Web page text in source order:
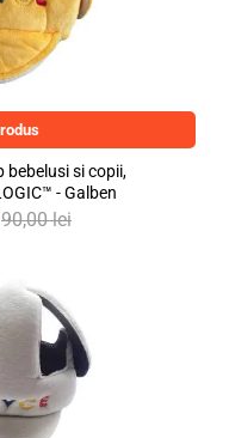
bebelusi si copii,
- Galben
90,00lei